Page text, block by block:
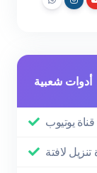
أدوات شعبية
يوتيوب
تنزيل لافتة